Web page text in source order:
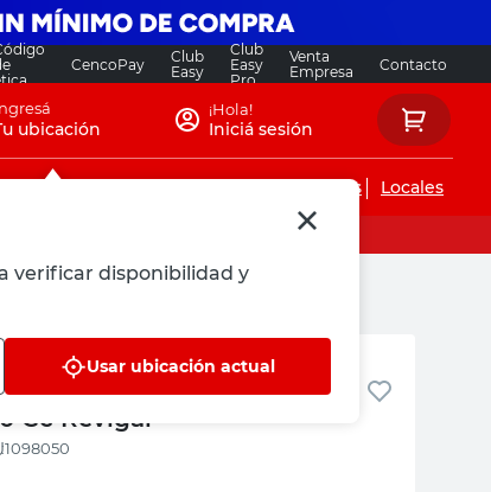
CencoPay
Club
Easy
Club
Easy
Pro
Venta
Empresa
Contacto
ubicación
verificar disponibilidad y
Usar ubicación actual
¡Hola!
Iniciá sesión
Servicios de instalaciones Locales
Parabrisas Concentrado
Cc Revigal
:1098050